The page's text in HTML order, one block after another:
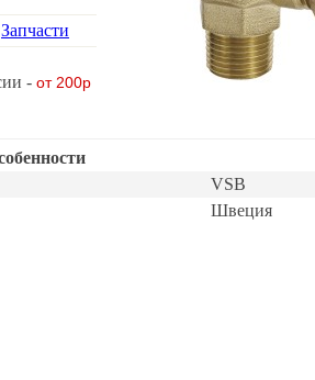
Запчасти
- от 200р
VSB
Швеция